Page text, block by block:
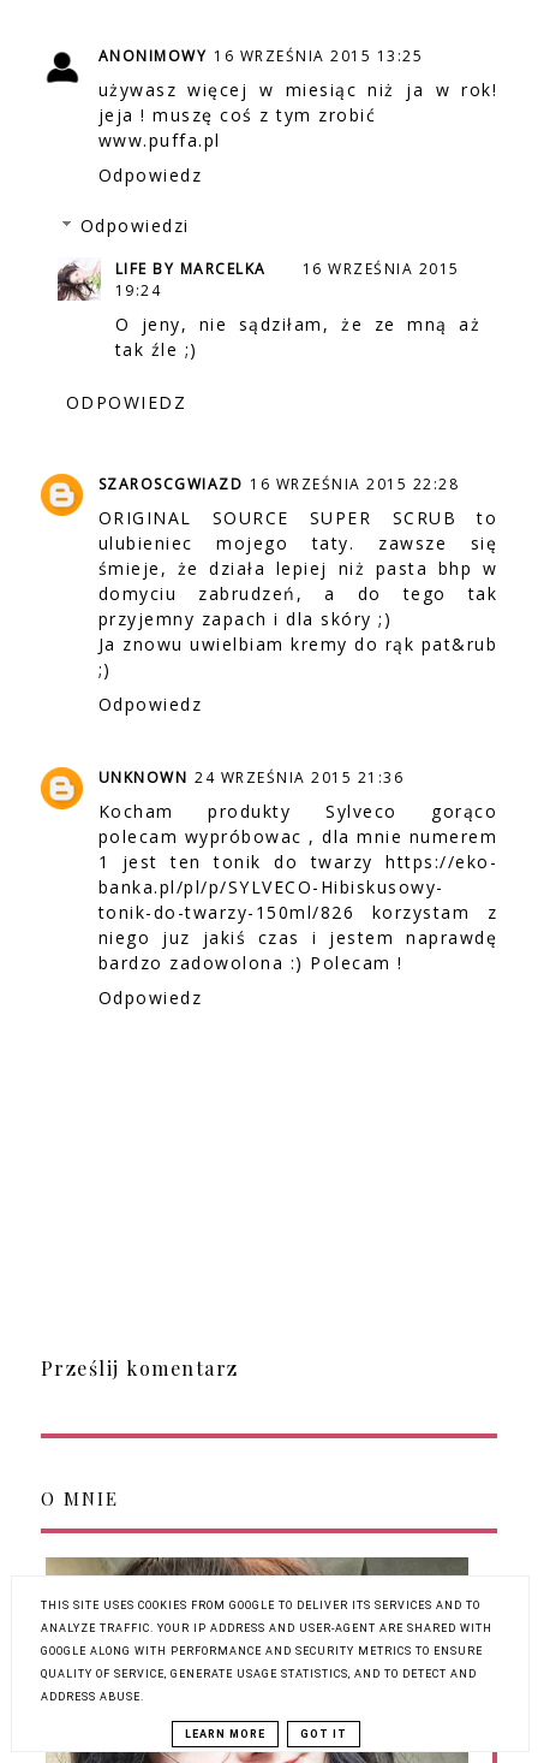
ANONIMOWY 16 WRZEŚNIA 2015 13:25
używasz więcej w miesiąc niż ja w rok!
jeja ! muszę coś z tym zrobić
www.puffa.pl
Odpowiedz
Odpowiedzi
LIFE BY MARCELKA
16 WRZEŚNIA 2015
19:24
O jeny, nie sądziłam, że ze mną aż
tak źle ;)
ODPOWIEDZ
SZAROSCGWIAZD 16 WRZEŚNIA 2015 22:28
ORIGINAL SOURCE SUPER SCRUB to
ulubieniec mojego taty. zawsze się
śmieje, że działa lepiej niż pasta bhp w
domyciu zabrudzeń, a do tego tak
przyjemny zapach i dla skóry ;)
Ja znowu uwielbiam kremy do rąk pat&rub
;)
Odpowiedz
UNKNOWN 24 WRZEŚNIA 2015 21:36
Kocham produkty Sylveco gorąco
polecam wypróbowac , dla mnie numerem
1 jest ten tonik do twarzy https://eko-
banka.pl/pl/p/SYLVECO-Hibiskusowy-
tonik-do-twarzy-150ml/826 korzystam z
niego juz jakiś czas i jestem naprawdę
bardzo zadowolona :) Polecam !
Odpowiedz
Prześlij komentarz
O MNIE
THIS SITE USES COOKIES FROM GOOGLE TO DELIVER ITS SERVICES AND TO
ANALYZE TRAFFIC. YOUR IP ADDRESS AND USER-AGENT ARE SHARED WITH
GOOGLE ALONG WITH PERFORMANCE AND SECURITY METRICS TO ENSURE
QUALITY OF SERVICE, GENERATE USAGE STATISTICS, AND TO DETECT AND
ADDRESS ABUSE.
LEARN MORE GOT IT